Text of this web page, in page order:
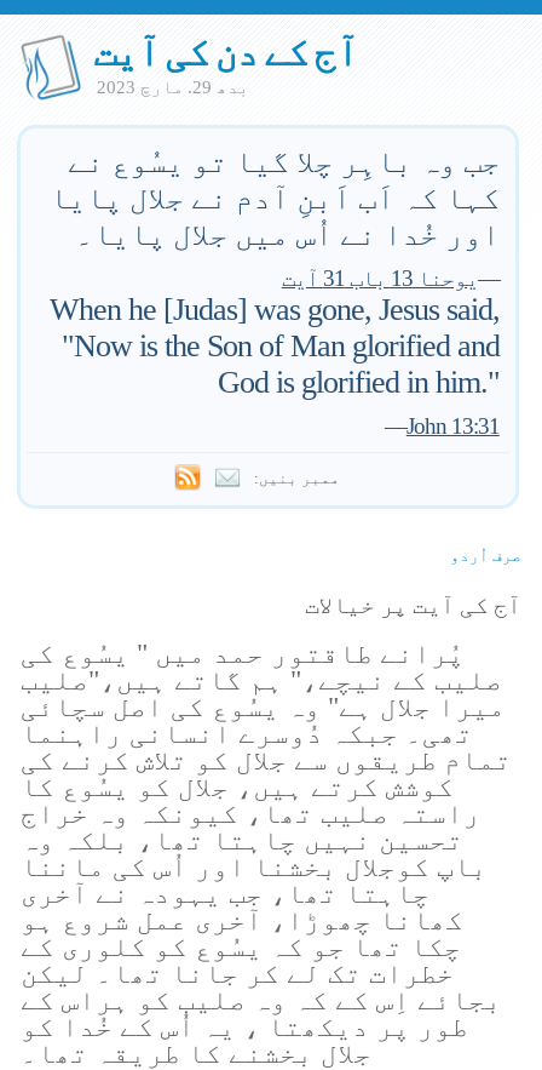
آج کے دن کی آیت
بدھ 29. مارچ 2023
جب وہ باہِر چلا گیا تو یسُوع نے
کہا کہ اَب اَبنِ آدم نے جلال پایا
اور خُدا نے اُس میں جلال پایا۔
—یوحنا 13 باب 31 آیت
When he [Judas] was gone, Jesus said,
"Now is the Son of Man glorified and
God is glorified in him."
—John 13:31
ممبر بنیں:
صرف اُردو
آج کی آیت پر خیالات
پُرانے طاقتور حمد میں " یسُوع کی
صلیب کے نیچے،" ہم گاتے ہیں،"صلیب
میرا جلال ہے" وہ یسُوع کی اصل سچائی
تھی۔ جبکہ دُوسرے انسانی راہنما
تمام طریقوں سے جلال کو تلاش کرنے کی
کوشش کرتے ہیں، جلال کو یسُوع کا
راستہ صلیب تھا، کیونکہ وہ خراج
تحسین نہیں چاہتا تھا، بلکہ وہ
باپ کوجلال بخشنا اور اُس کی ماننا
چاہتا تھا، جب یہودہ نے آخری
کھانا چھوڑا، آخری عمل شروع ہو
چکا تھا جو کہ یسُوع کو کلوری کے
خطرات تک لے کر جانا تھا۔ لیکن
بجائے اِس کے کہ وہ صلیب کو ہراس کے
طور پر دیکھتا ، یہ اُس کے خُدا کو
جلال بخشنے کا طریقہ تھا۔